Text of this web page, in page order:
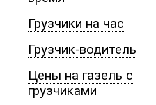
Грузчики на час
Грузчик-водитель
Цены на газель с
грузчиками